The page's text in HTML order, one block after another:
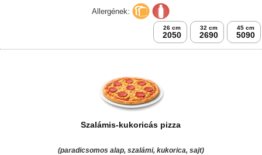
Allergének:
26 cm
2050
32 cm
2690
45 cm
5090
Szalámis-kukoricás pizza
(paradicsomos alap, szalámi, kukorica, sajt)